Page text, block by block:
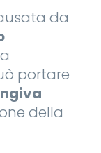
da
portare
della